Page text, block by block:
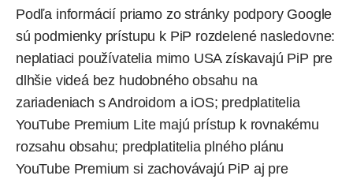
Podľa informácií priamo zo stránky podpory Google
sú podmienky prístupu k PiP rozdelené nasledovne:
neplatiaci používatelia mimo USA získavajú PiP pre
dlhšie videá bez hudobného obsahu na
zariadeniach s Androidom a iOS; predplatitelia
YouTube Premium Lite majú prístup k rovnakému
rozsahu obsahu; predplatitelia plného plánu
YouTube Premium si zachovávajú PiP aj pre